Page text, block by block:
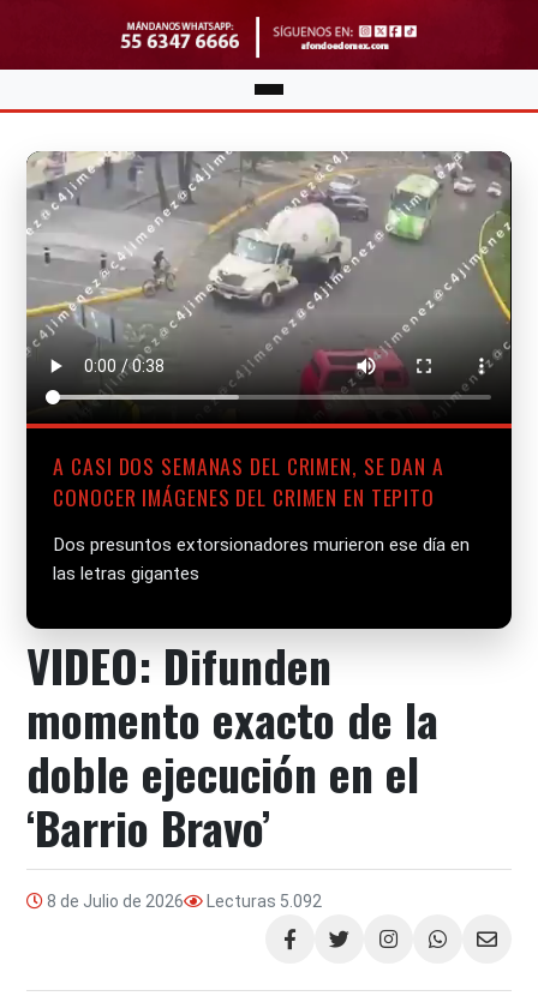
A CASI DOS SEMANAS DEL CRIMEN, SE DAN A
CONOCER IMÁGENES DEL CRIMEN EN TEPITO
Dos presuntos extorsionadores murieron ese día en
las letras gigantes
VIDEO: Difunden
momento exacto de la
doble ejecución en el
‘Barrio Bravo’
8 de Julio de 2026 Lecturas 5.092
Compartir